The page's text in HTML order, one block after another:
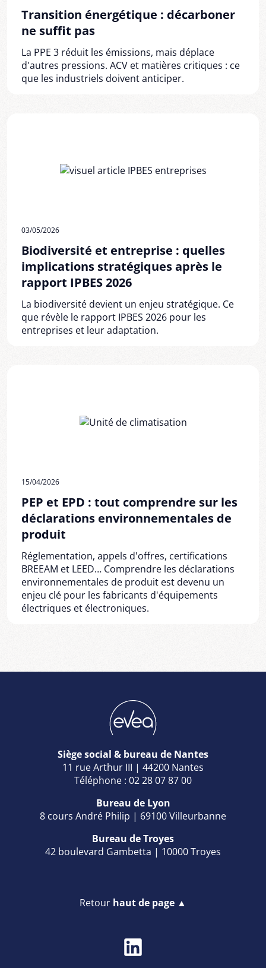
Transition énergétique : décarboner
ne suffit pas
La PPE 3 réduit les émissions, mais déplace
d'autres pressions. ACV et matières critiques : ce
que les industriels doivent anticiper.
03/05/2026
Biodiversité et entreprise : quelles
implications stratégiques après le
rapport IPBES 2026
La biodiversité devient un enjeu stratégique. Ce
que révèle le rapport IPBES 2026 pour les
entreprises et leur adaptation.
15/04/2026
PEP et EPD : tout comprendre sur les
déclarations environnementales de
produit
Réglementation, appels d'offres, certifications
BREEAM et LEED… Comprendre les déclarations
environnementales de produit est devenu un
enjeu clé pour les fabricants d'équipements
électriques et électroniques.
Siège social & bureau de Nantes
11 rue Arthur III | 44200 Nantes
Téléphone : 02 28 07 87 00
Bureau de Lyon
8 cours André Philip | 69100 Villeurbanne
Bureau de Troyes
42 boulevard Gambetta | 10000 Troyes
Retour haut de page ▲